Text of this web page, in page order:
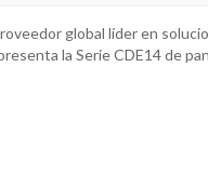
global líder en
la Serie CDE14 de